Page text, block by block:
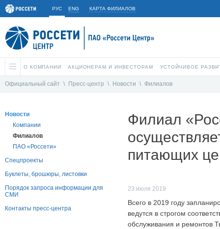
РУС ENG КАРТА ФИЛИАЛОВ
О КОМПАНИИ АКЦИОНЕРАМ И ИНВЕСТОРАМ УСТОЙЧИВОЕ
Официальный сайт \ Пресс-центр \ Новости \ Филиалов
Новости
Компании
Филиалов
ПАО «Россети»
Спецпроекты
Буклеты, брошюры, листовки
Порядок запроса информации для
СМИ
Контакты пресс-центра
Филиал
питающих
23 июля 2019
Всего в 2019 году
ведутся в строгом
обслуживания и ремонтов